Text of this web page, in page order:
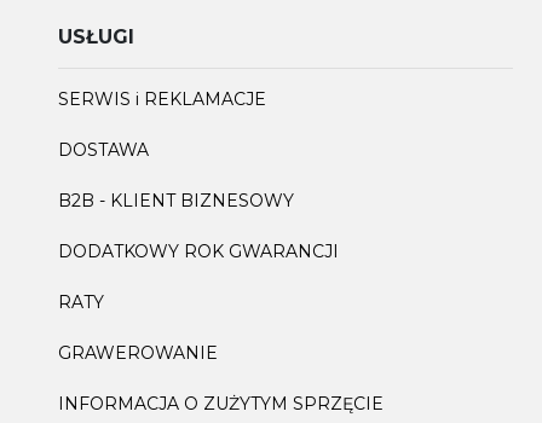
USŁUGI
SERWIS i REKLAMACJE
DOSTAWA
B2B - KLIENT BIZNESOWY
DODATKOWY ROK GWARANCJI
RATY
GRAWEROWANIE
INFORMACJA O ZUŻYTYM SPRZĘCIE